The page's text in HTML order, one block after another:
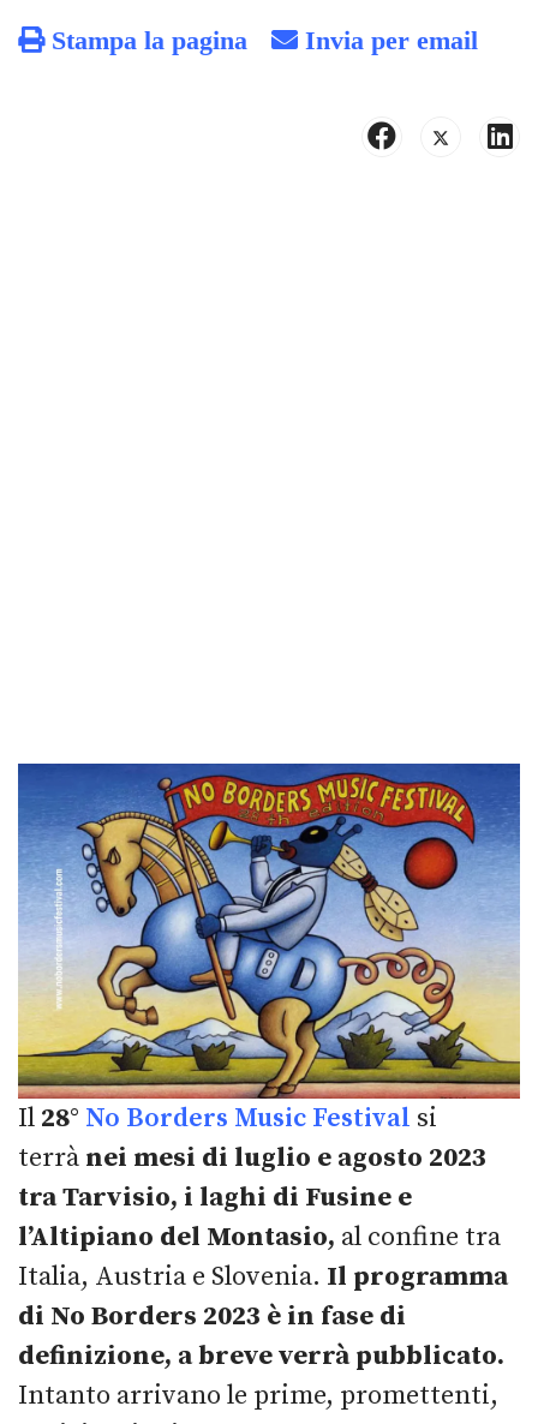
Stampa la pagina Invia per email
Il 28° No Borders Music Festival si
terrà nei mesi di luglio e agosto 2023
tra Tarvisio, i laghi di Fusine e
l’Altipiano del Montasio, al confine tra
Italia, Austria e Slovenia. Il programma
di No Borders 2023 è in fase di
definizione, a breve verrà pubblicato.
Intanto arrivano le prime, promettenti,